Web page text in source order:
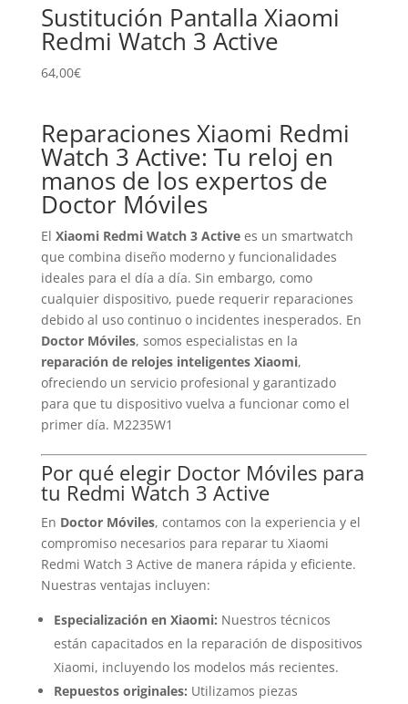
Sustitución Pantalla Xiaomi
Redmi Watch 3 Active
64,00€
Reparaciones Xiaomi Redmi
Watch 3 Active: Tu reloj en
manos de los expertos de
Doctor Móviles
El Xiaomi Redmi Watch 3 Activees un smartwatch
que combina diseño moderno y funcionalidades
ideales para el día a día. Sin embargo, como
cualquier dispositivo, puede requerir reparaciones
debido al uso continuo o incidentes inesperados. En
Doctor Móviles, somos especialistas en la
reparación de relojes inteligentes Xiaomi,
ofreciendo un servicio profesional y garantizado
para que tu dispositivo vuelva a funcionar como el
primer día. M2235W1
Por qué elegir Doctor Móviles para
tu Redmi Watch 3 Active
En Doctor Móviles, contamos con la experiencia y el
compromiso necesarios para reparar tu Xiaomi
Redmi Watch 3 Active de manera rápida y eficiente.
Nuestras ventajas incluyen:
Especialización en Xiaomi: Nuestros técnicos
están capacitados en la reparación de dispositivos
Xiaomi, incluyendo los modelos más recientes.
Repuestos originales: Utilizamos piezas